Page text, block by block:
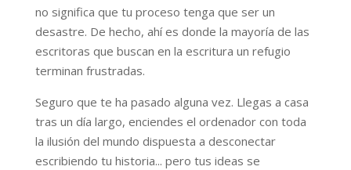
no significa que tu proceso tenga que ser un
desastre. De hecho, ahí es donde la mayoría de las
escritoras que buscan en la escritura un refugio
terminan frustradas.
Seguro que te ha pasado alguna vez. Llegas a casa
tras un día largo, enciendes el ordenador con toda
la ilusión del mundo dispuesta a desconectar
escribiendo tu historia... pero tus ideas se